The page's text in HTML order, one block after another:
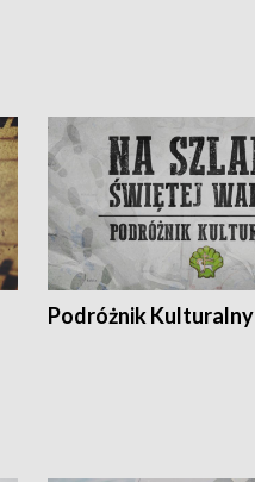
Podróżnik Kulturalny